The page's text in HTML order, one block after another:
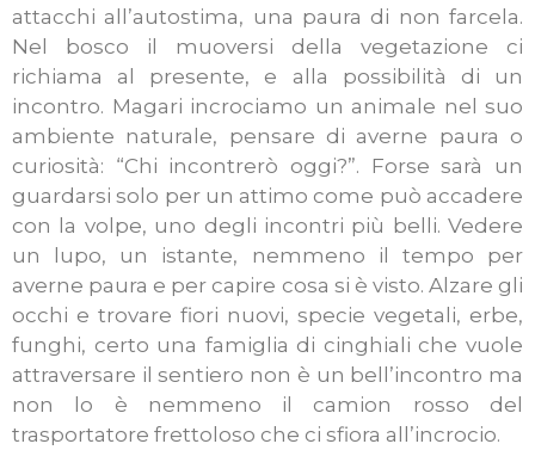
attacchi all’autostima, una paura di non farcela.
Nel bosco il muoversi della vegetazione ci
richiama al presente, e alla possibilità di un
incontro. Magari incrociamo un animale nel suo
ambiente naturale, pensare di averne paura o
curiosità: “Chi incontrerò oggi?”. Forse sarà un
guardarsi solo per un attimo come può accadere
con la volpe, uno degli incontri più belli. Vedere
un lupo, un istante, nemmeno il tempo per
averne paura e per capire cosa si è visto. Alzare gli
occhi e trovare fiori nuovi, specie vegetali, erbe,
funghi, certo una famiglia di cinghiali che vuole
attraversare il sentiero non è un bell’incontro ma
non lo è nemmeno il camion rosso del
trasportatore frettoloso che ci sfiora all’incrocio.